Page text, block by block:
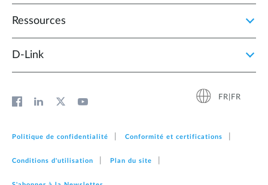
Ressources
D‑Link
FR|FR
Politique de confidentialité Conformité et certifications
Conditions d'utilisation Plan du site